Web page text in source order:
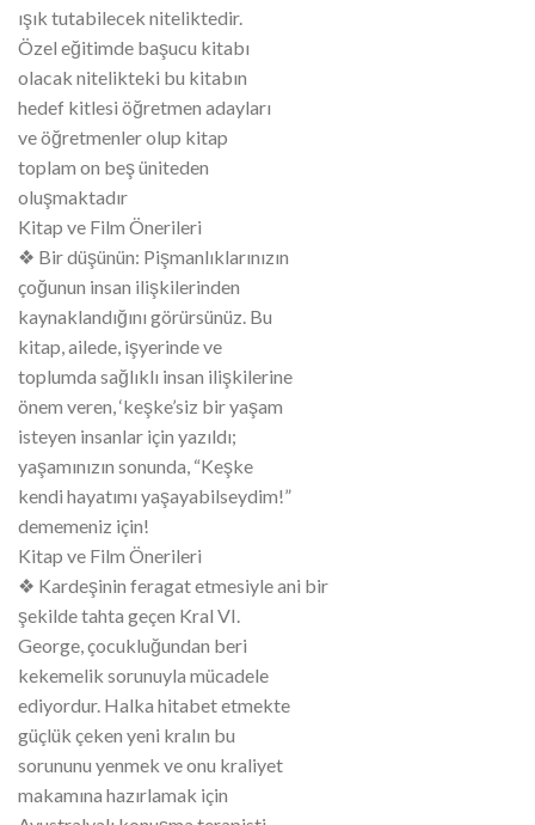
ışık tutabilecek niteliktedir.
Özel eğitimde başucu kitabı
olacak nitelikteki bu kitabın
hedef kitlesi öğretmen adayları
ve öğretmenler olup kitap
toplam on beş üniteden
oluşmaktadır
Kitap ve Film Önerileri
❖ Bir düşünün: Pişmanlıklarınızın
çoğunun insan ilişkilerinden
kaynaklandığını görürsünüz. Bu
kitap, ailede, işyerinde ve
toplumda sağlıklı insan ilişkilerine
önem veren, ‘keşke’siz bir yaşam
isteyen insanlar için yazıldı;
yaşamınızın sonunda, “Keşke
kendi hayatımı yaşayabilseydim!”
dememeniz için!
Kitap ve Film Önerileri
❖ Kardeşinin feragat etmesiyle ani bir
şekilde tahta geçen Kral VI.
George, çocukluğundan beri
kekemelik sorunuyla mücadele
ediyordur. Halka hitabet etmekte
güçlük çeken yeni kralın bu
sorununu yenmek ve onu kraliyet
makamına hazırlamak için